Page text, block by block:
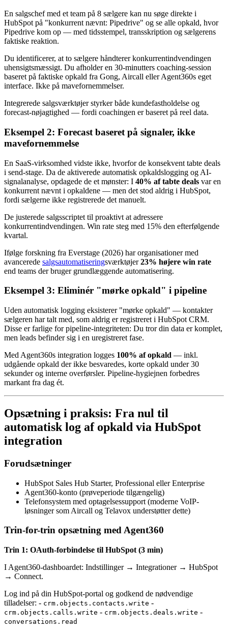
En salgschef med et team på 8 sælgere kan nu søge direkte i
HubSpot på "konkurrent nævnt: Pipedrive" og se alle opkald, hvor
Pipedrive kom op — med tidsstempel, transskription og sælgerens
faktiske reaktion.
Du identificerer, at to sælgere håndterer konkurrentindvendingen
uhensigtsmæssigt. Du afholder en 30-minutters coaching-session
baseret på faktiske opkald fra Gong, Aircall eller Agent360s eget
interface. Ikke på mavefornemmelser.
Integrerede salgsværktøjer styrker både kundefastholdelse og
forecast-nøjagtighed — fordi coachingen er baseret på reel data.
Eksempel 2: Forecast baseret på signaler, ikke
mavefornemmelse
En SaaS-virksomhed vidste ikke, hvorfor de konsekvent tabte deals
i send-stage. Da de aktiverede automatisk opkaldslogging og AI-
signalanalyse, opdagede de et mønster: I 40% af tabte deals var en
konkurrent nævnt i opkaldene — men det stod aldrig i HubSpot,
fordi sælgerne ikke registrerede det manuelt.
De justerede salgsscriptet til proaktivt at adressere
konkurrentindvendingen. Win rate steg med 15% den efterfølgende
kvartal.
Ifølge forskning fra Everstage (2026) har organisationer med
avancerede salgsautomatiseringsværktøjer23% højere win rate
end teams der bruger grundlæggende automatisering.
Eksempel 3: Eliminér "mørke opkald" i pipeline
Uden automatisk logging eksisterer "mørke opkald" — kontakter
sælgeren har talt med, som aldrig er registreret i HubSpot CRM.
Disse er farlige for pipeline-integriteten: Du tror din data er komplet,
men leads befinder sig i en uregistreret fase.
Med Agent360s integration logges 100% af opkald — inkl.
udgående opkald der ikke besvaredes, korte opkald under 30
sekunder og interne overførsler. Pipeline-hygiejnen forbedres
markant fra dag ét.
Opsætning i praksis: Fra nul til
automatisk log af opkald via HubSpot
integration
Forudsætninger
HubSpot Sales Hub Starter, Professional eller Enterprise
Agent360-konto (prøveperiode tilgængelig)
Telefonsystem med optagelsessupport (moderne VoIP-
løsninger som Aircall og Telavox understøtter dette)
Trin-for-trin opsætning med Agent360
Trin 1: OAuth-forbindelse til HubSpot (3 min)
I Agent360-dashboardet: Indstillinger → Integrationer → HubSpot
→ Connect.
Log ind på din HubSpot-portal og godkend de nødvendige
tilladelser: - crm.objects.contacts.write -
crm.objects.calls.write - crm.objects.deals.write -
conversations.read